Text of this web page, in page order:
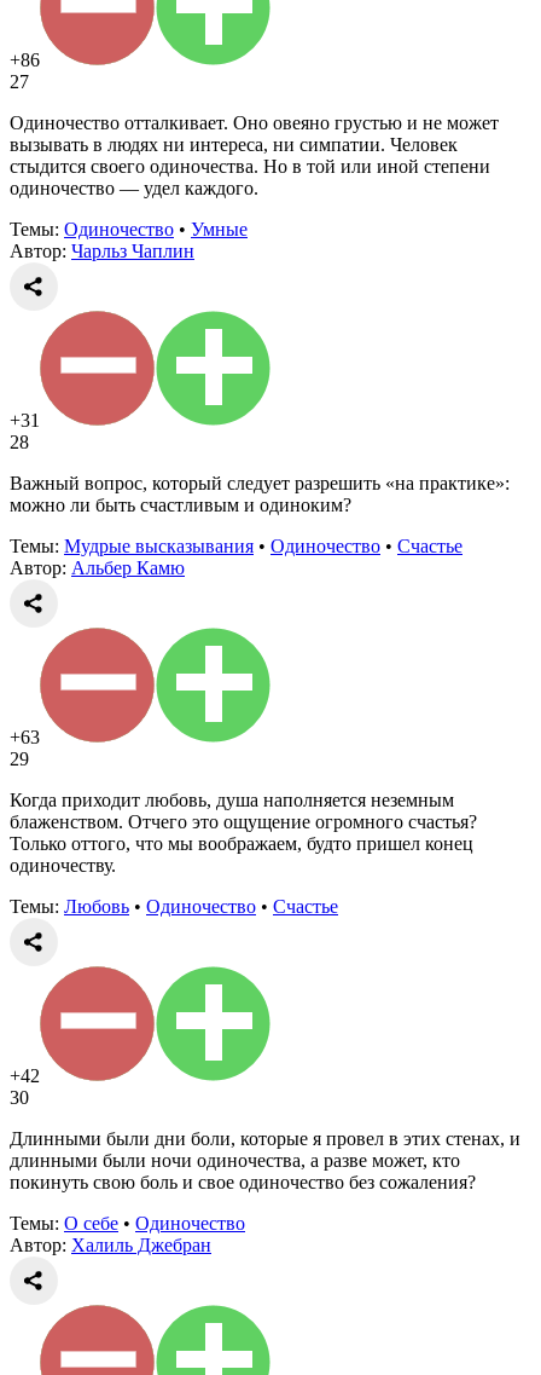
+86
27
Одиночество отталкивает. Оно овеяно грустью и не может
вызывать в людях ни интереса, ни симпатии. Человек
стыдится своего одиночества. Но в той или иной степени
одиночество — удел каждого.
Темы: Одиночество • Умные
Автор: Чарльз Чаплин
+31
28
Важный вопрос, который следует разрешить «на практике»:
можно ли быть счастливым и одиноким?
Темы: Мудрые высказывания • Одиночество • Счастье
Автор: Альбер Камю
+63
29
Когда приходит любовь, душа наполняется неземным
блаженством. Отчего это ощущение огромного счастья?
Только оттого, что мы воображаем, будто пришел конец
одиночеству.
Темы: Любовь • Одиночество • Счастье
+42
30
Длинными были дни боли, которые я провел в этих стенах, и
длинными были ночи одиночества, а разве может, кто
покинуть свою боль и свое одиночество без сожаления?
Темы: О себе • Одиночество
Автор: Халиль Джебран